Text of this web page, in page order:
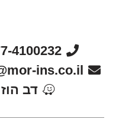
4100232
ins.co.il
דב הוז 26, קריית